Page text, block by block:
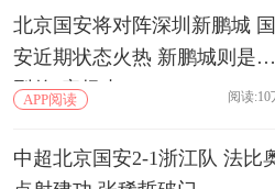
北京国安将对阵深圳新鹏城 国
安近期状态火热 新鹏城则是典
型的“客场虫”
APP阅读 阅读:10
中超北京国安2-1浙江队 法比